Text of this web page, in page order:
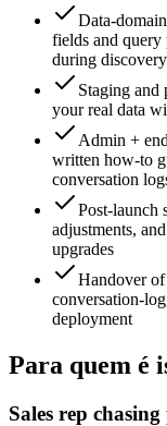
Data-
fields and query
during discovery
Staging and
your real data
Admin +
written how-to
conversation
Post-launch
adjustments,
upgrades
Handover
conversation-
deployment
Para quem é
Sales rep